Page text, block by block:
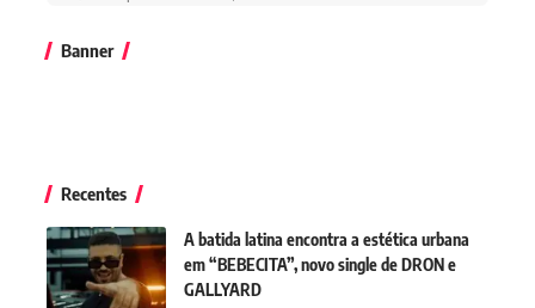
Banner
Recentes
A batida latina encontra a estética urbana
em “BEBECITA”, novo single de DRON e
GALLYARD